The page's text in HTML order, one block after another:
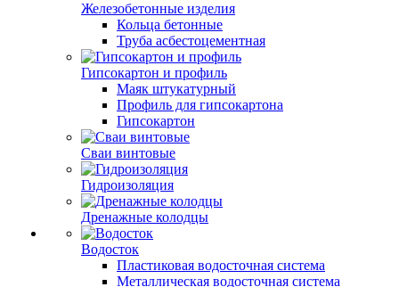
Железобетонные изделия
Кольца бетонные
Труба асбестоцементная
Гипсокартон и профиль
Маяк штукатурный
Профиль для гипсокартона
Гипсокартон
Сваи винтовые
Гидроизоляция
Дренажные колодцы
Водосток
Пластиковая водосточная система
Металлическая водосточная система